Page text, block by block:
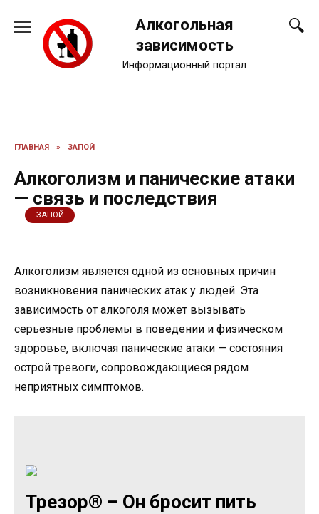
содержанию
Алкогольная
зависимость
Информационный портал
ГЛАВНАЯ » ЗАПОЙ
Алкоголизм и панические атаки
— связь и последствия
ЗАПОЙ
Алкоголизм является одной из основных причин
возникновения панических атак у людей. Эта
зависимость от алкоголя может вызывать
серьезные проблемы в поведении и физическом
здоровье, включая панические атаки — состояния
острой тревоги, сопровождающиеся рядом
неприятных симптомов.
Трезор® – Он бросит пить